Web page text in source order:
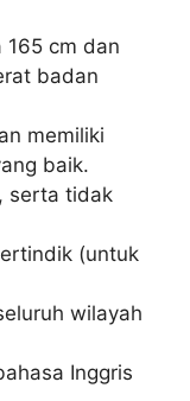
165 cm dan
badan
memiliki
baik.
serta tidak
(untuk
wilayah
Inggris